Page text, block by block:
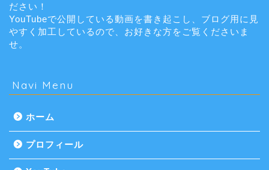
ださい！
YouTubeで公開している動画を書き起こし、ブログ用に見
やすく加工しているので、お好きな方をご覧くださいま
せ。
Navi Menu
ホーム
プロフィール